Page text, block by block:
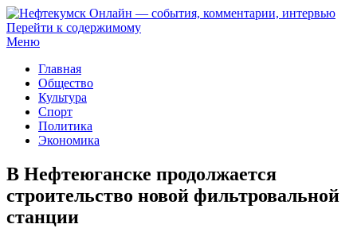
Нефтекумск Онлайн — события, комментарии, интервью
Перейти к содержимому
Меню
Главная
Общество
Культура
Спорт
Политика
Экономика
В Нефтеюганске продолжается
строительство новой фильтровальной
станции